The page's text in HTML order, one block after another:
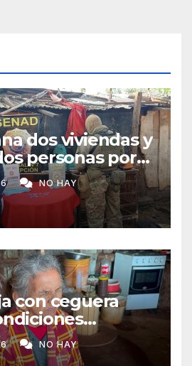
dos viviendas y
personas por
en
NO HAY
con ceguera
impulsan
para
NO HAY